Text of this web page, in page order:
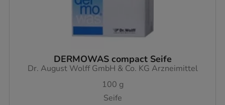
DERMOWAS compact Seife
Dr. August Wolff GmbH & Co. KG Arzneimittel
100 g
Seife